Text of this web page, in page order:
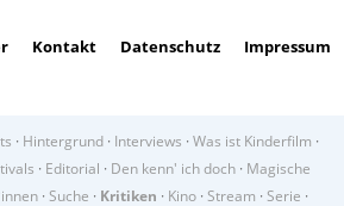
Kontakt Datenschutz Impressum
· Hintergrund · Interviews · Was ist Kinderfilm ·
· Editorial · Den kenn' ich doch· Magische
· Suche · Kritiken · Kino · Stream · Serie ·